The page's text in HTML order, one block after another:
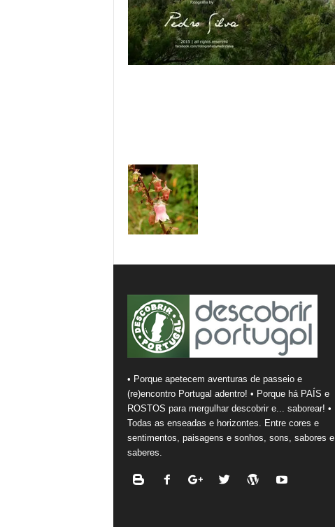
• Porque apetecem aventuras de passeio e
(re)encontro Portugal adentro! • Porque há PAÍS e
ROSTOS para mergulhar descobrir e... saborear! •
Todas as enseadas e horizontes. Entre cores e
sentimentos, paisagens e sonhos, sons, sabores e
saberes.